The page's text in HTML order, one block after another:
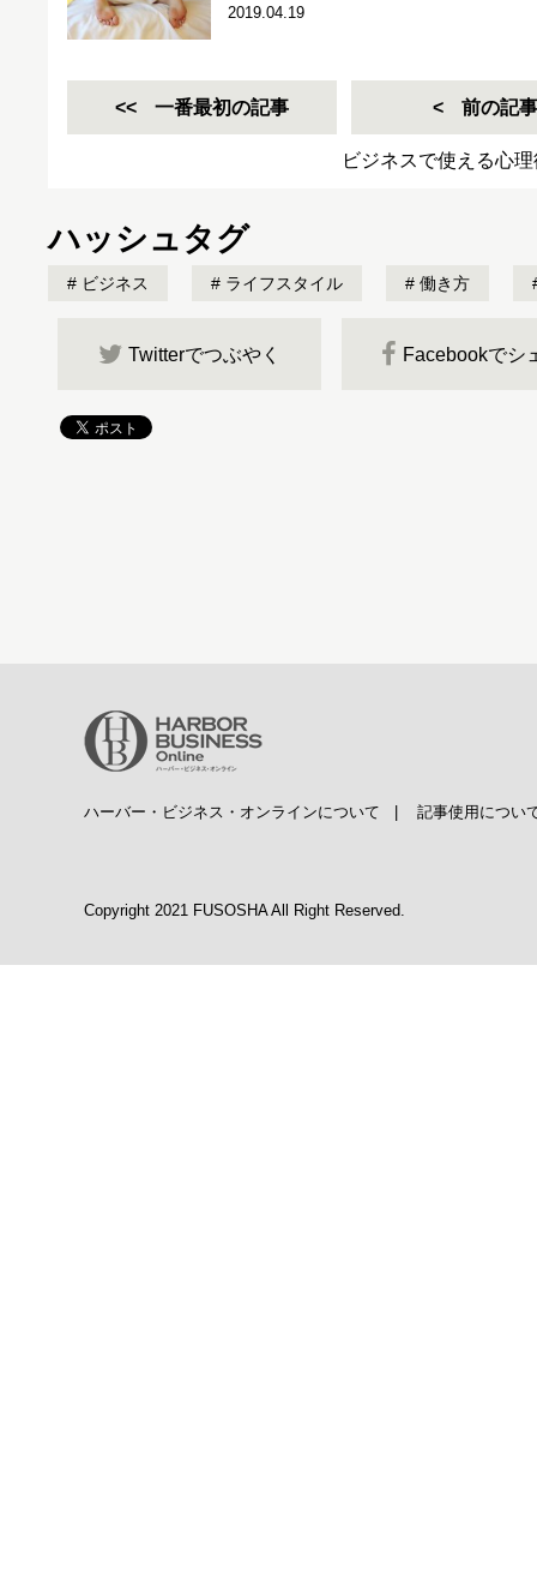
2019.04.19
一番最初の記事 前の記事
ビジネスで使える心
ハッシュタグ
ビジネス ライフスタイル 働き方
Twitterでつぶやく Facebookでシ
ハーバー・ビジネス・オンラインについて 記事使用につい
Copyright 2021 FUSOSHA All Right Reserved.